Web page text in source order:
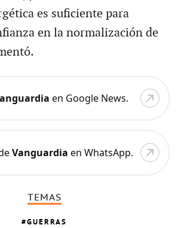
es suficiente para
en la normalización de
en Google News.
Vanguardia en WhatsApp.
TEMAS
GUERRAS